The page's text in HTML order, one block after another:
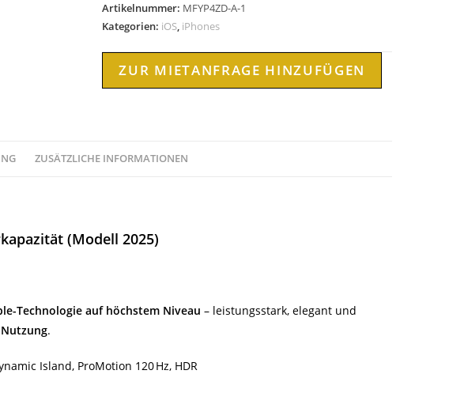
Artikelnummer: MFYP4ZD-A-1
Kategorien: iOS, iPhones
ZUR MIETANFRAGE HINZUFÜGEN
ZUSÄTZLICHE INFORMATIONEN
(Modell 2025)
Technologie auf höchstem Niveau – leistungsstark, elegant und
.
Island, ProMotion 120 Hz, HDR